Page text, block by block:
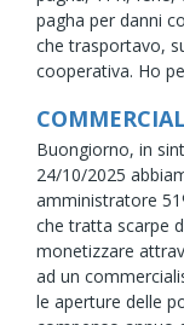
pagha per danni
che trasportavo,
cooperativa. Ho
Buongiorno, in
24/10/2025
amministratore
che tratta scarpe
monetizzare
ad un
le aperture delle